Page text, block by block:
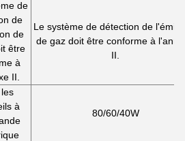
de
de
de
être
à
II.
Le système de détection de
de gaz doit être conforme à
II.
à
80/60/40W